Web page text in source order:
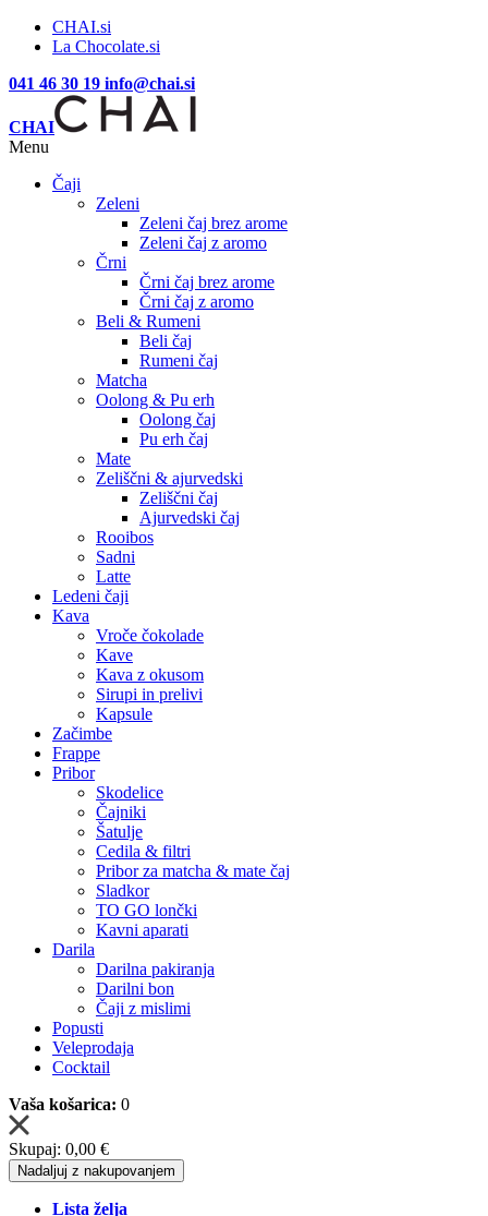
CHAI.si
La Chocolate.si
041 46 30 19 info@chai.si
CHAI
Menu
Čaji
Zeleni
Zeleni čaj brez arome
Zeleni čaj z aromo
Črni
Črni čaj brez arome
Črni čaj z aromo
Beli & Rumeni
Beli čaj
Rumeni čaj
Matcha
Oolong & Pu erh
Oolong čaj
Pu erh čaj
Mate
Zeliščni & ajurvedski
Zeliščni čaj
Ajurvedski čaj
Rooibos
Sadni
Latte
Ledeni čaji
Kava
Vroče čokolade
Kave
Kava z okusom
Sirupi in prelivi
Kapsule
Začimbe
Frappe
Pribor
Skodelice
Čajniki
Šatulje
Cedila & filtri
Pribor za matcha & mate čaj
Sladkor
TO GO lončki
Kavni aparati
Darila
Darilna pakiranja
Darilni bon
Čaji z mislimi
Popusti
Veleprodaja
Cocktail
Vaša košarica: 0
Skupaj: 0,00 €
Nadaljuj z nakupovanjem
Lista želja